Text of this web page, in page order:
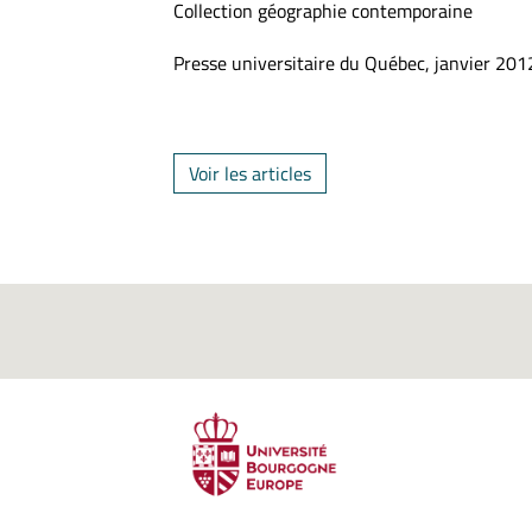
Collection géographie contemporaine
Presse universitaire du Québec, janvier
Voir les articles